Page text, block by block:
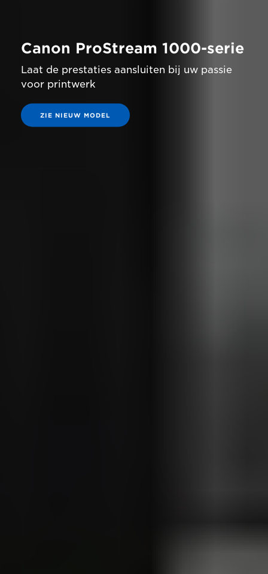
Canon ProStream 1000-serie
Laat de prestaties aansluiten bij uw passie
voor printwerk
ZIE NIEUW MODEL